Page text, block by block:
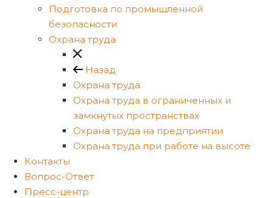
Подготовка по промышленной
безопасности
Охрана труда
Назад
Охрана труда
Охрана труда в ограниченных и
замкнутых пространствах
Охрана труда на предприятии
Охрана труда при работе на высоте
Контакты
Вопрос-Ответ
Пресс-центр